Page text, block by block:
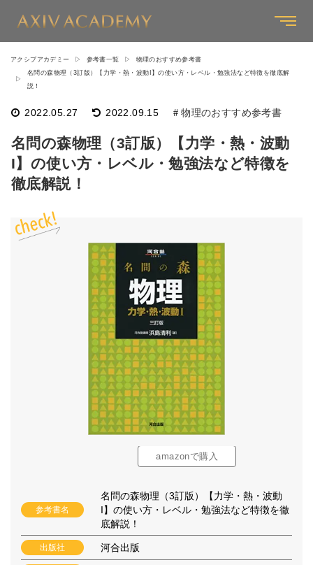
アクシブアカデミー 参考書一覧
物理のおすすめ参考書
名問の森物理（3訂版）【力学・熱・波動I】の使い方・レベル・勉強法など特徴を徹底解
説！
2022.05.27 2022.09.15 物理のおすすめ参考書
名問の森物理（3訂版）【力学・熱・波動
I】の使い方・レベル・勉強法など特徴を
徹底解説！
amazonで購入
参考書名
名問の森物理（3訂版）【力学・熱・波動
I】の使い方・レベル・勉強法など特徴を徹
底解説！
出版社 河合出版